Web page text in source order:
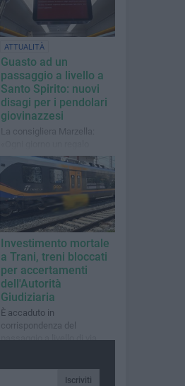
ATTUALITÀ
Guasto ad un
passaggio a livello a
Santo Spirito: nuovi
disagi per i pendolari
giovinazzesi
La consigliera Marzella:
diverso da Trenitalia »
Investimento mortale
a Trani, treni bloccati
per accertamenti
dell'Autorità
Giudiziaria
È accaduto in
corrispondenza del
passaggio a livello di via
Iscriviti